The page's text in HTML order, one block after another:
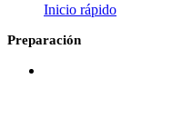
Inicio rápido
Preparación